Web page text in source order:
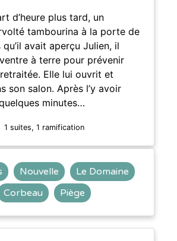
d’heure plus tard, un
tambourina à la porte de
qu’il avait aperçu Julien, il
à terre pour prévenir
retraitée. Elle lui ouvrit et
son salon. Après l’y avoir
minutes…
1 suites, 1 ramification
Nouvelle
Le Domaine
Corbeau
Piège